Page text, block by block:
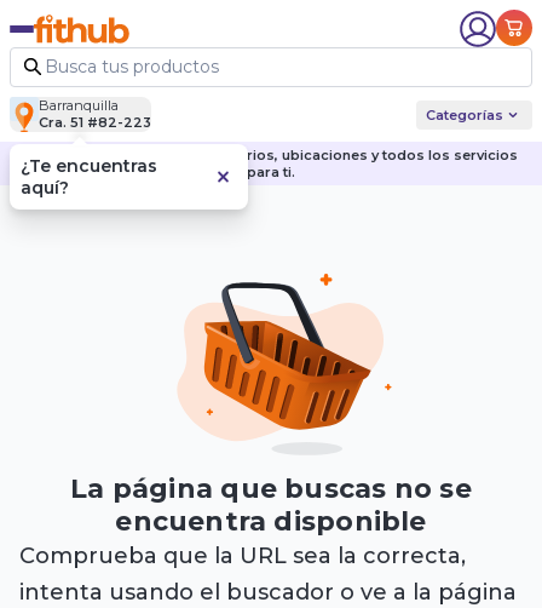
Barranquilla
Cra. 51 #82-223
Categorías
Descubre nuestras sedes, horarios, ubicaciones y todos los servicios
para ti.
La página que buscas no se
encuentra disponible
Comprueba que la URL sea la correcta,
intenta usando el buscador o ve a la página
¿Te encuentras
aquí?